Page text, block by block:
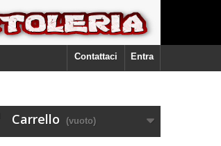
Entra
Contattaci
Carrello (vuoto)